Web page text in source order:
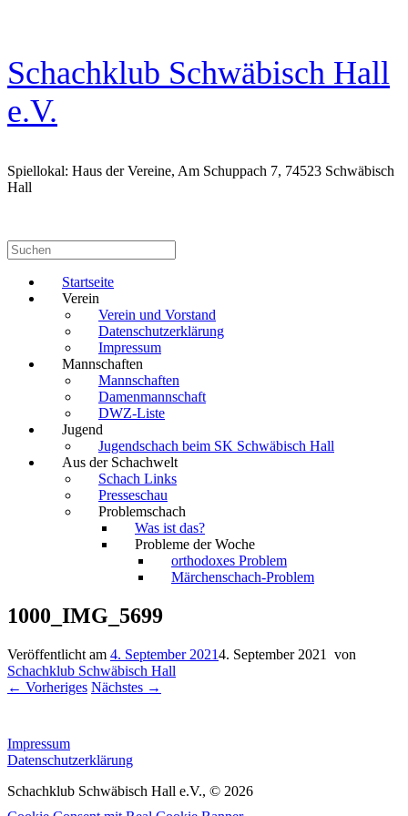
Schachklub Schwäbisch Hall
e.V.
Spiellokal: Haus der Vereine, Am Schuppach 7, 74523 Schwäbisch
Hall
Suchen
nach:
Startseite
Verein
Verein und Vorstand
Datenschutzerklärung
Impressum
Mannschaften
Mannschaften
Damenmannschaft
DWZ-Liste
Jugend
Jugendschach beim SK Schwäbisch Hall
Aus der Schachwelt
Schach Links
Presseschau
Problemschach
Was ist das?
Probleme der Woche
orthodoxes Problem
Märchenschach-Problem
1000_IMG_5699
Veröffentlicht am 4. September 20214. September 2021
von
Schachklub Schwäbisch Hall
← Vorheriges Nächstes →
Impressum
Datenschutzerklärung
Schachklub Schwäbisch Hall e.V., © 2026